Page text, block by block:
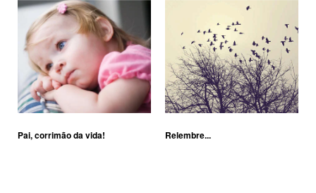
Pai, corrimão da vida! Relembre...